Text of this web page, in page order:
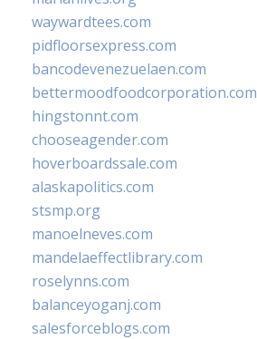
waywardtees.com
pidfloorsexpress.com
bancodevenezuelaen.com
bettermoodfoodcorporation.com
hingstonnt.com
chooseagender.com
hoverboardssale.com
alaskapolitics.com
stsmp.org
manoelneves.com
mandelaeffectlibrary.com
roselynns.com
balanceyoganj.com
salesforceblogs.com